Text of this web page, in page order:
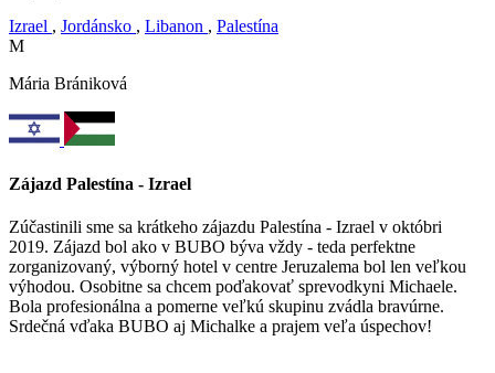
Izrael , Jordánsko , Libanon , Palestína
M
Mária Brániková
Zájazd Palestína - Izrael
Zúčastinili sme sa krátkeho zájazdu Palestína - Izrael v októbri
2019. Zájazd bol ako v BUBO býva vždy - teda perfektne
zorganizovaný, výborný hotel v centre Jeruzalema bol len veľkou
výhodou. Osobitne sa chcem poďakovať sprevodkyni Michaele.
Bola profesionálna a pomerne veľkú skupinu zvádla bravúrne.
Srdečná vďaka BUBO aj Michalke a prajem veľa úspechov!